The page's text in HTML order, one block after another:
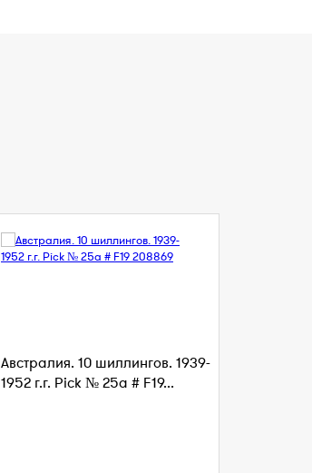
Австралия. 10 шиллингов. 1939-
1952 г.г. Pick № 25a # F19...